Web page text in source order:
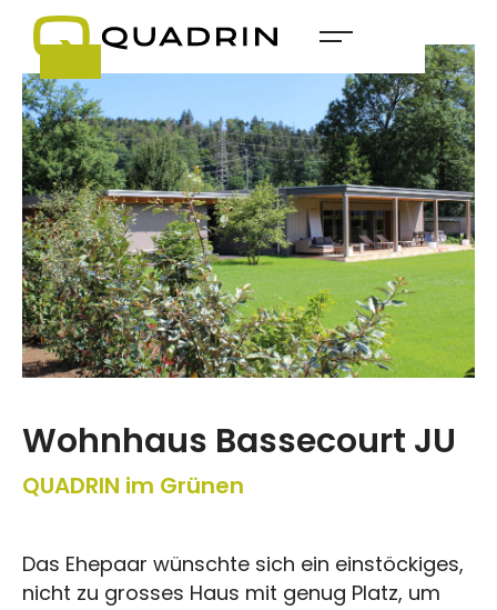
Wohnhaus Bassecourt JU
QUADRIN im Grünen
Das Ehepaar wünschte sich ein einstöckiges,
nicht zu grosses Haus mit genug Platz, um